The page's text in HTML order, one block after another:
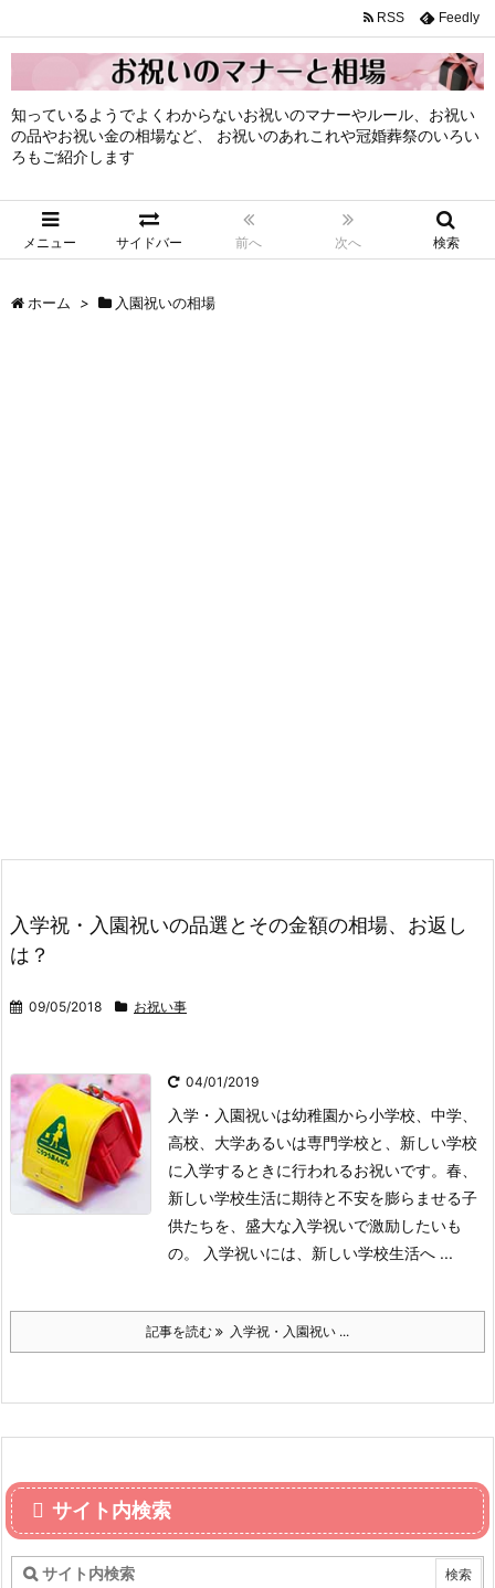
知っているようでよくわからないお祝いのマナーやルール、お祝い
の品やお祝い金の相場など、 お祝いのあれこれや冠婚葬祭のいろい
ろもご紹介します
メニュー サイドバー 前へ 次へ 検索
RSS Feedly
ホーム > 入園祝いの相場
入学祝・入園祝いの品選とその金額の相場、お返し
は？
09/05/2018 お祝い事
04/01/2019
入学・入園祝いは幼稚園から小学校、中学、
高校、大学あるいは専門学校と、新しい学校
に入学するときに行われるお祝いです。春、
新しい学校生活に期待と不安を膨らませる子
供たちを、盛大な入学祝いで激励したいも
の。 入学祝いには、新しい学校生活へ ...
記事を読む 入学祝・入園祝い ...
サイト内検索